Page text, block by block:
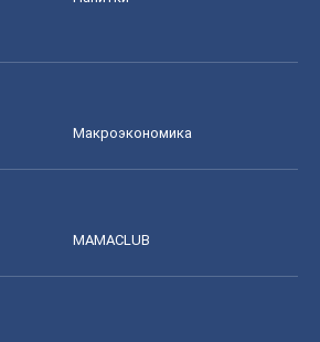
Mакроэкономика
MAMACLUB